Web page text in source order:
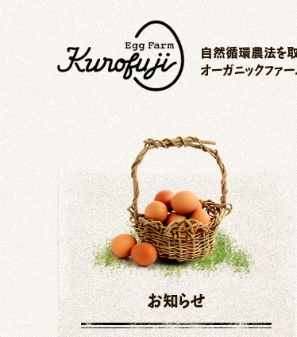
自然循環農法を取
オーガニックファ
お知らせ